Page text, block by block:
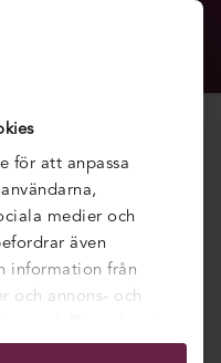
för att anpassa
medier och
även
information från
och annons- och